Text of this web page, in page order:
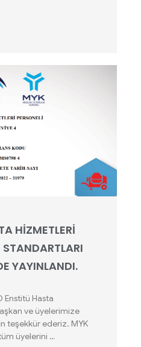
HİZMETLERİ
STANDARTLARI
YAYINLANDI.
Enstitü Hasta
ve üyelerimize
teşekkür ederiz. MYK
üyelerini …